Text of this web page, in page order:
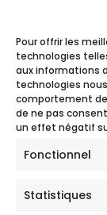
Pour offrir les
technologies
aux informations
technologies
comportement de
de ne pas
un effet négatif
Fonctionnel
Statistiques